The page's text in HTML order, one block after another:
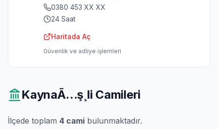
0380 453 XX XX
24 Saat
Haritada Aç
Güvenlik ve adliye işlemleri
KaynaÃ…ş¸li Camileri
İlçede toplam 4 cami bulunmaktadır.